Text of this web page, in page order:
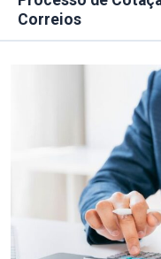
Correios